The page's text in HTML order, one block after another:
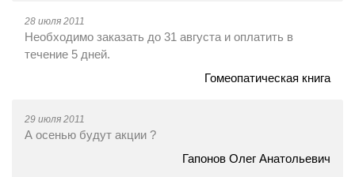
28 июля 2011
Необходимо заказать до 31 августа и оплатить в
течение 5 дней.
Гомеопатическая книга
29 июля 2011
А осенью будут акции ?
Гапонов Олег Анатольевич